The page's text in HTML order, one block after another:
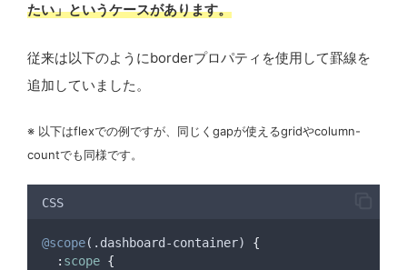
たい」というケースがあります。
従来は以下のようにborderプロパティを使用して罫線を
追加していました。
※ 以下はflexでの例ですが、同じくgapが使えるgridやcolumn-
countでも同様です。
CSS
@scope(.dashboard-container) {
: scope {